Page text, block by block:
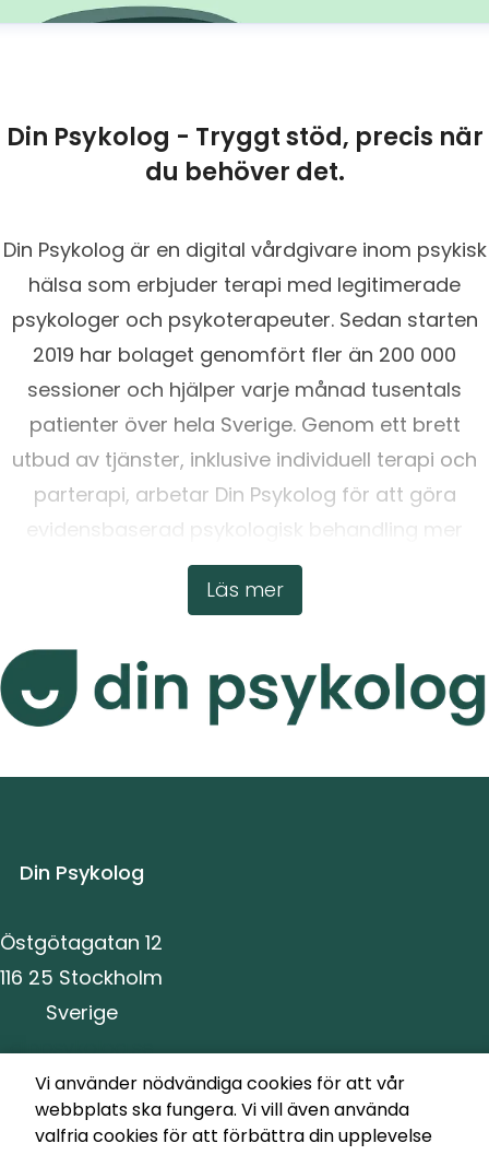
Vi använder nödvändiga cookies för att vår
webbplats ska fungera. Vi vill även använda
valfria cookies för att förbättra din upplevelse
Din Psykolog - Tryggt stöd, precis när
du behöver det.
Läs mer
Din Psykolog är en digital vårdgivare inom psykisk
hälsa som erbjuder terapi med legitimerade
psykologer och psykoterapeuter. Sedan starten
2019 har bolaget genomfört fler än 200 000
sessioner och hjälper varje månad tusentals
patienter över hela Sverige. Genom ett brett
utbud av tjänster, inklusive individuell terapi och
parterapi, arbetar Din Psykolog för att göra
evidensbaserad psykologisk behandling mer
tillgänglig.
https://www.dinpsykolog.se
Din Psykolog
Östgötagatan 12
116 25 Stockholm
Sverige
dinpsykolog.se